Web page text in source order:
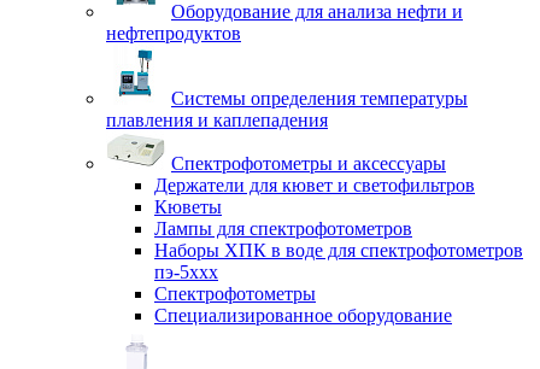
Оборудование для анализа нефти и
нефтепродуктов
Системы определения температуры
плавления и каплепадения
Спектрофотометры и аксессуары
Держатели для кювет и светофильтров
Кюветы
Лампы для спектрофотометров
Наборы ХПК в воде для спектрофотометров
пэ-5ххх
Спектрофотометры
Специализированное оборудование